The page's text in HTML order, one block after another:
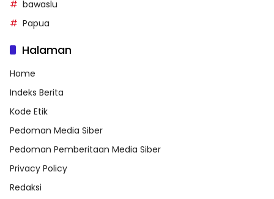
bawaslu
Papua
Halaman
Home
Indeks Berita
Kode Etik
Pedoman Media Siber
Pedoman Pemberitaan Media Siber
Privacy Policy
Redaksi